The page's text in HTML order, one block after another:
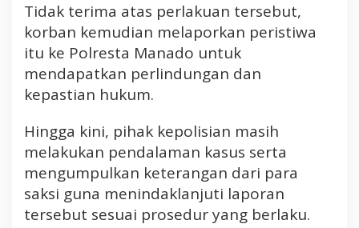
Tidak terima atas perlakuan tersebut,
korban kemudian melaporkan peristiwa
itu ke Polresta Manado untuk
mendapatkan perlindungan dan
kepastian hukum.
Hingga kini, pihak kepolisian masih
melakukan pendalaman kasus serta
mengumpulkan keterangan dari para
saksi guna menindaklanjuti laporan
tersebut sesuai prosedur yang berlaku.